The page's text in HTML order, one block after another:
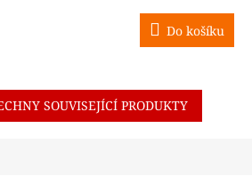
Do košíku
SOUVISEJÍCÍ PRODUKTY